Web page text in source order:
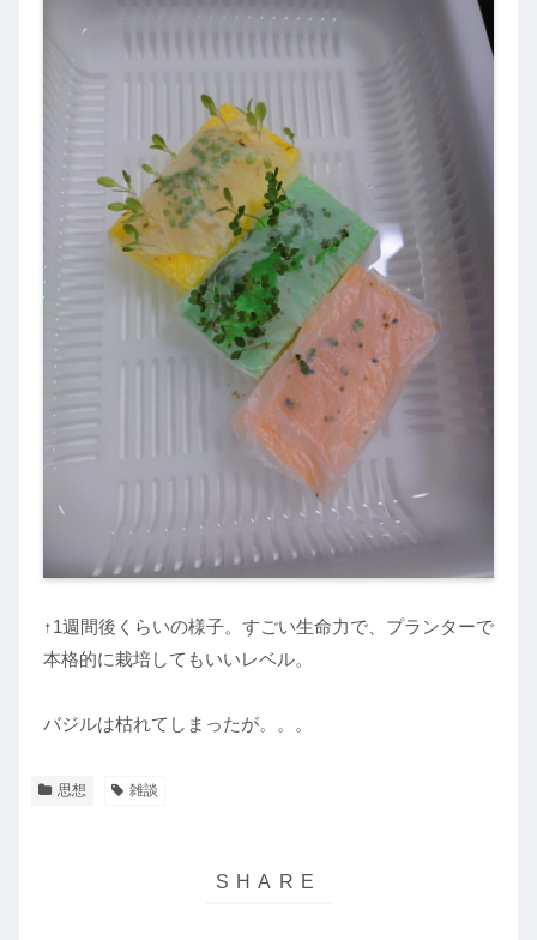
↑1週間後くらいの様子。すごい生命力で、プランターで
本格的に栽培してもいいレベル。
バジルは枯れてしまったが。。。
思想 雑談